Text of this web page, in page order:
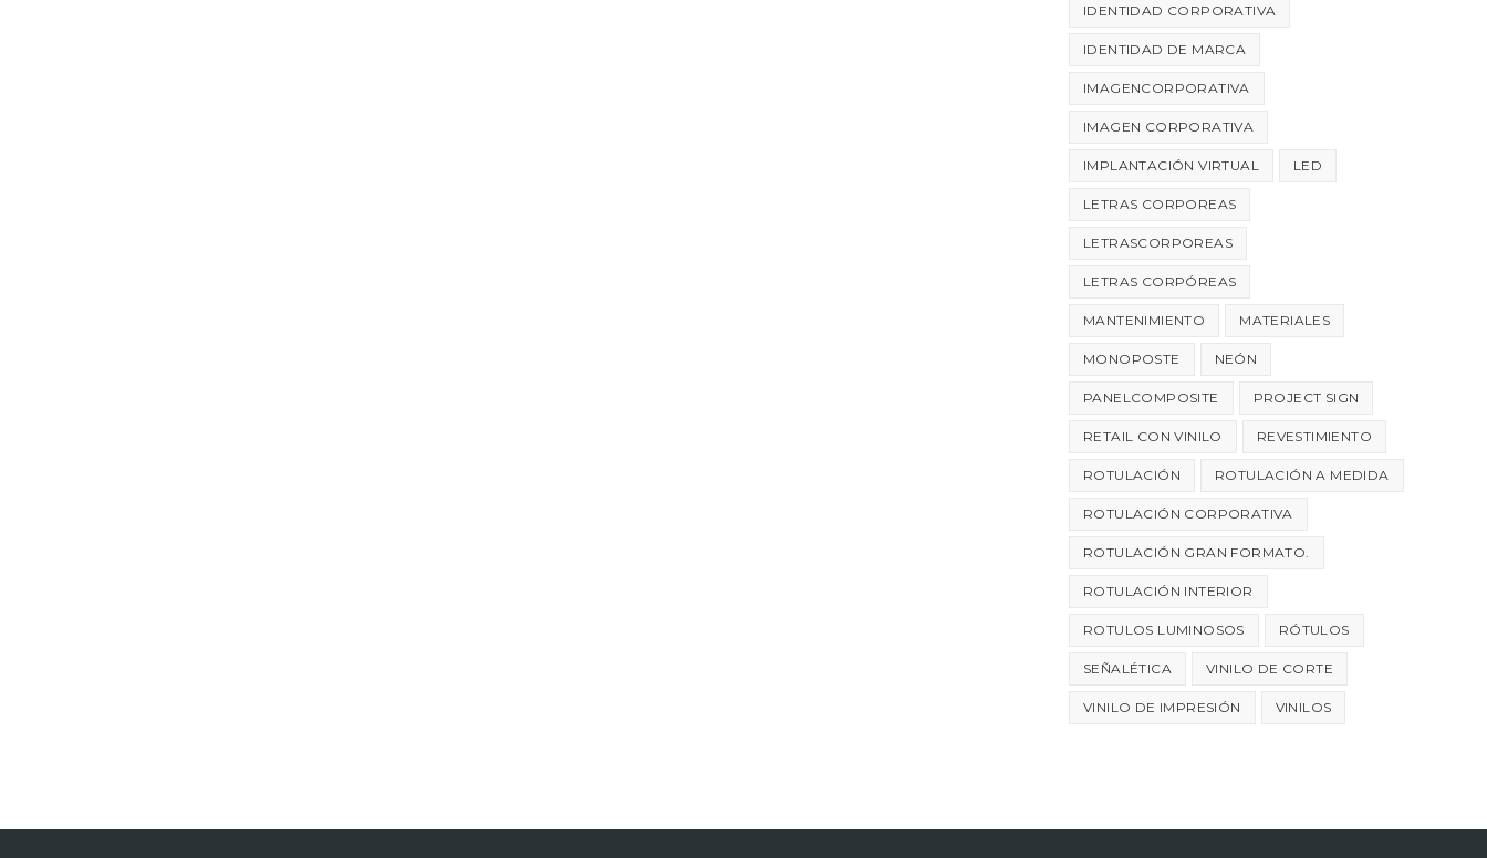
IDENTIDAD CORPORATIVA
IDENTIDAD DE MARCA
IMAGENCORPORATIVA
IMAGEN CORPORATIVA
IMPLANTACIÓN VIRTUAL LED
LETRAS CORPOREAS
LETRASCORPOREAS
LETRAS CORPÓREAS
MANTENIMIENTO MATERIALES
MONOPOSTE NEÓN
PANELCOMPOSITE PROJECT SIGN
RETAIL CON VINILO REVESTIMIENTO
ROTULACIÓN ROTULACIÓN A MEDIDA
ROTULACIÓN CORPORATIVA
ROTULACIÓN GRAN FORMATO.
ROTULACIÓN INTERIOR
ROTULOS LUMINOSOS RÓTULOS
SEÑALÉTICA VINILO DE CORTE
VINILO DE IMPRESIÓN VINILOS